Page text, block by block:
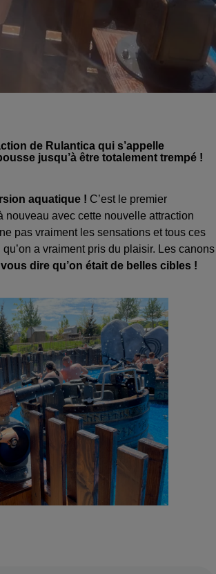
de Rulantica qui s’appelle
jusqu’à être totalement trempé !
aquatique ! C’est le premier
nouveau avec cette nouvelle attraction
pas vraiment les sensations et tous ces
a vraiment pris du plaisir. Les canons
dire qu’on était de belles cibles !